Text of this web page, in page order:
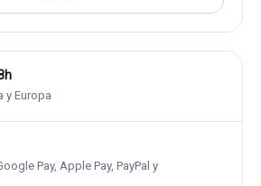
y Europa
Pay, Apple Pay, PayPal y